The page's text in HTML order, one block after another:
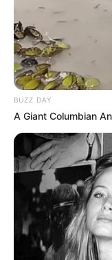
BUZZ DAY
A Giant Columbian